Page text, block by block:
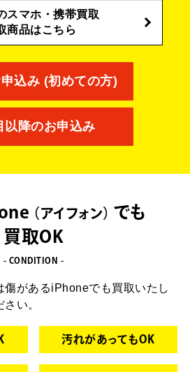
スマホ・携帯買取
商品はこちら
込み (初めての方)
以降のお申込み
アイフォン
でも
買取OK
- CONDITION -
傷があるiPhoneでも買取いたし
い。
汚れがあってもOK